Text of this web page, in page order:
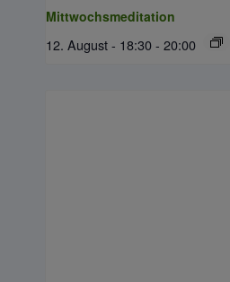
Mittwochsmeditation
12. August - 18:30- 20:00